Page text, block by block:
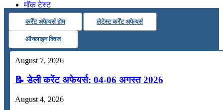
मॉक टेस्ट
टुडेज जीके
Menu Menu
कर्रेंट अफेयर्स होम लेटेस्ट कर्रेंट अफेयर्स
ऑनलाइन क्विज
August 7, 2026
📝 डेली करेंट अफेयर्स: 04-06 अगस्त 2026
August 4, 2026